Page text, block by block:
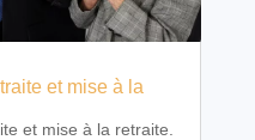
et mise à la
et mise à la retraite.